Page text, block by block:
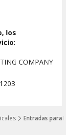
Entradas para
los
COMPANY